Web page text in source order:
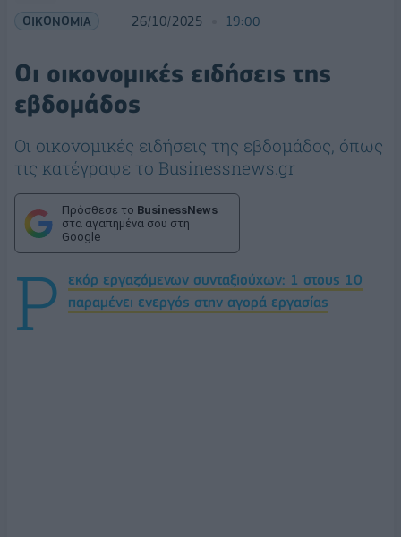
ΟΙΚΟΝΟΜΙΑ 26/10/2025 19:00
Οι οικονομικές ειδήσεις της
εβδομάδος
Οι οικονομικές ειδήσεις της εβδομάδος, όπως
τις κατέγραψε το Businessnews.gr
Πρόσθεσε το BusinessNews
στα αγαπημένα σου στη
Google
Ρ
εκόρ εργαζόμενων συνταξιούχων: 1 στους 10
παραμένει ενεργός στην αγορά εργασίας